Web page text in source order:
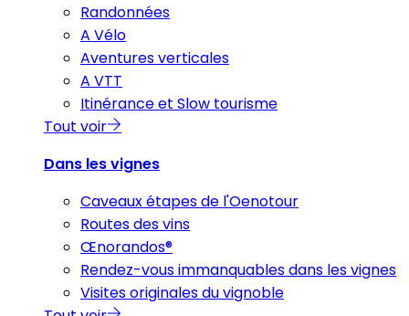
Randonnées
A Vélo
Aventures verticales
A VTT
Itinérance et Slow tourisme
Tout voir
Dans les vignes
Caveaux étapes de l'Oenotour
Routes des vins
Œnorandos®
Rendez-vous immanquables dans les vignes
Visites originales du vignoble